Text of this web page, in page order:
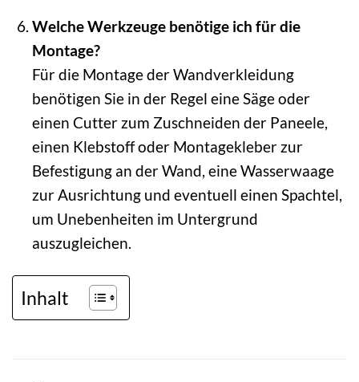
Welche Werkzeuge benötige ich für die
Montage?
Für die Montage der Wandverkleidung
benötigen Sie in der Regel eine Säge oder
einen Cutter zum Zuschneiden der Paneele,
einen Klebstoff oder Montagekleber zur
Befestigung an der Wand, eine Wasserwaage
zur Ausrichtung und eventuell einen Spachtel,
um Unebenheiten im Untergrund
auszugleichen.
Inhalt